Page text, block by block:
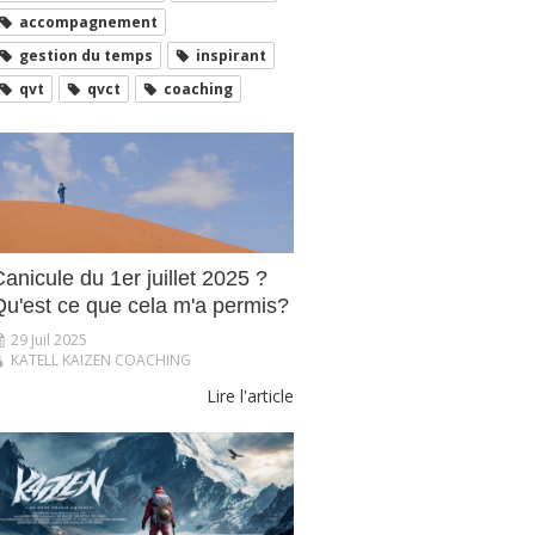
accompagnement
gestion du temps
inspirant
qvt
qvct coaching
du 1er juillet 2025 ?
ce que cela m'a permis?
29 Juil 2025
KATELL KAIZEN COACHING
Lire l'article